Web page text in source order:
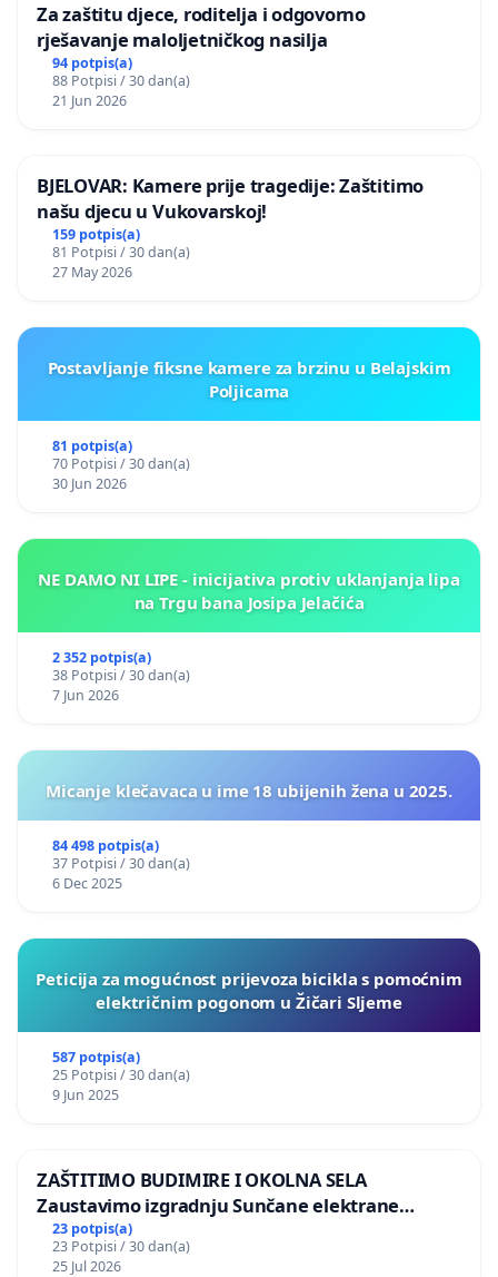
Za zaštitu djece, roditelja i odgovorno
rješavanje maloljetničkog nasilja
94 potpis(a)
88 Potpisi / 30 dan(a)
21 Jun 2026
BJELOVAR: Kamere prije tragedije: Zaštitimo
našu djecu u Vukovarskoj!
159 potpis(a)
81 Potpisi / 30 dan(a)
27 May 2026
Postavljanje fiksne kamere za brzinu u Belajskim
Poljicama
81 potpis(a)
70 Potpisi / 30 dan(a)
30 Jun 2026
NE DAMO NI LIPE - inicijativa protiv uklanjanja lipa
na Trgu bana Josipa Jelačića
2 352 potpis(a)
38 Potpisi / 30 dan(a)
7 Jun 2026
Micanje klečavaca u ime 18 ubijenih žena u 2025.
84 498 potpis(a)
37 Potpisi / 30 dan(a)
6 Dec 2025
Peticija za mogućnost prijevoza bicikla s pomoćnim
električnim pogonom u Žičari Sljeme
587 potpis(a)
25 Potpisi / 30 dan(a)
9 Jun 2025
ZAŠTITIMO BUDIMIRE I OKOLNA SELA
Zaustavimo izgradnju Sunčane elektrane
Vedrine na području Ugljana
23 potpis(a)
23 Potpisi / 30 dan(a)
25 Jul 2026